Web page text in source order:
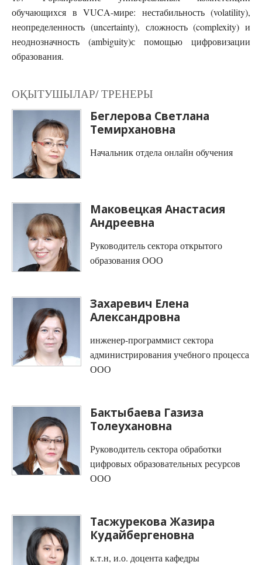
обучающихся в VUCA-мире: нестабильность (volatility),
неопределенность (uncertainty), сложность (complexity) и
неоднозначность (ambiguity)с помощью цифровизации
образования.
ОҚЫТУШЫЛАР/ ТРЕНЕРЫ
Беглерова Светлана
Темирхановна
Начальник отдела онлайн обучения
Маковецкая Анастасия
Андреевна
Руководитель сектора открытого
образования ООО
Захаревич Елена
Александровна
инженер-программист сектора
администрирования учебного процесса
ООО
Бактыбаева Газиза
Толеухановна
Руководитель сектора обработки
цифровых образовательных ресурсов
ООО
Тасжурекова Жазира
Кудайбергеновна
к.т.н, и.о. доцента кафедры